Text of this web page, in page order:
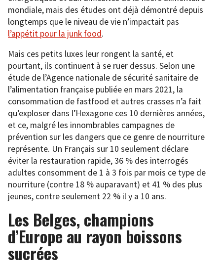
mondiale, mais des études ont déjà démontré depuis
longtemps que le niveau de vie n’impactait pas
l’appétit pour la junk food.
Mais ces petits luxes leur rongent la santé, et
pourtant, ils continuent à se ruer dessus. Selon une
étude de l’Agence nationale de sécurité sanitaire de
l’alimentation française publiée en mars 2021, la
consommation de fastfood et autres crasses n’a fait
qu’exploser dans l’Hexagone ces 10 dernières années,
et ce, malgré les innombrables campagnes de
prévention sur les dangers que ce genre de nourriture
représente. Un Français sur 10 seulement déclare
éviter la restauration rapide, 36 % des interrogés
adultes consomment de 1 à 3 fois par mois ce type de
nourriture (contre 18 % auparavant) et 41 % des plus
jeunes, contre seulement 22 % il y a 10 ans.
Les Belges, champions
d’Europe au rayon boissons
sucrées